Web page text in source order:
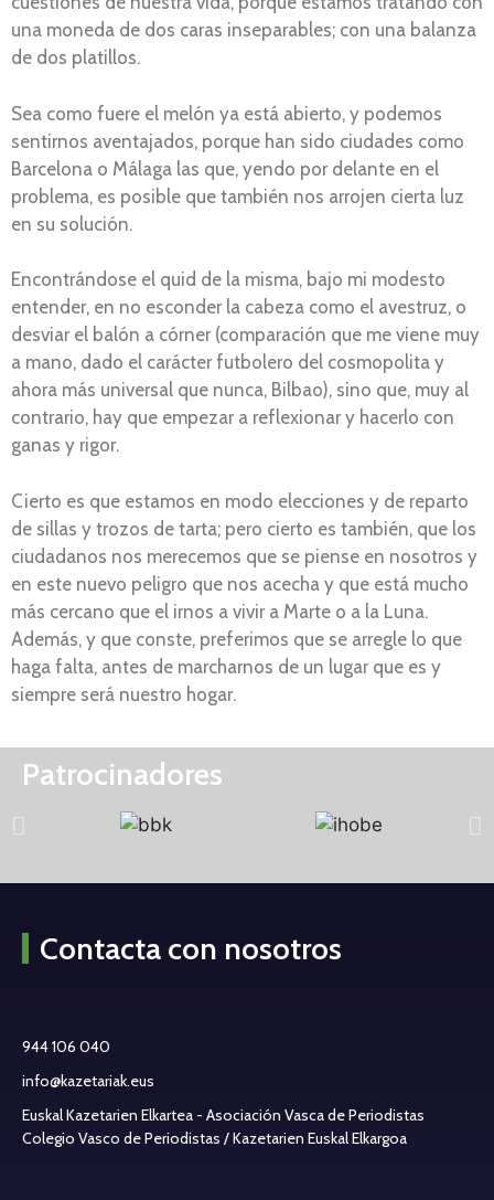
una moneda de dos caras inseparables; con una balanza
de dos platillos.
Sea como fuere el melón ya está abierto, y podemos
sentirnos aventajados, porque han sido ciudades como
Barcelona o Málaga las que, yendo por delante en el
problema, es posible que también nos arrojen cierta luz
en su solución.
Encontrándose el quid de la misma, bajo mi modesto
entender, en no esconder la cabeza como el avestruz, o
desviar el balón a córner (comparación que me viene muy
a mano, dado el carácter futbolero del cosmopolita y
ahora más universal que nunca, Bilbao), sino que, muy al
contrario, hay que empezar a reflexionar y hacerlo con
ganas y rigor.
Cierto es que estamos en modo elecciones y de reparto
de sillas y trozos de tarta; pero cierto es también, que los
ciudadanos nos merecemos que se piense en nosotros y
en este nuevo peligro que nos acecha y que está mucho
más cercano que el irnos a vivir a Marte o a la Luna.
Además, y que conste, preferimos que se arregle lo que
haga falta, antes de marcharnos de un lugar que es y
siempre será nuestro hogar.
Patrocinadores
Contacta con nosotros
944 106 040
info@kazetariak.eus
Euskal Kazetarien Elkartea - Asociación Vasca de Periodistas
Colegio Vasco de Periodistas / Kazetarien Euskal Elkargoa